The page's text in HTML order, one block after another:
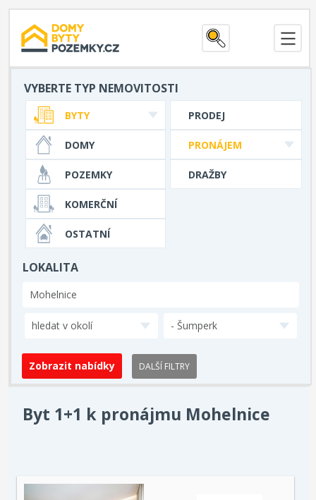
VYBERTE TYP NEMOVITOSTI
PRODEJ
PRONÁJEM
DRAŽBY
BYTY
DOMY
POZEMKY
KOMERČNÍ
OSTATNÍ
LOKALITA
hledat v okolí - Šumperk
DALŠÍ FILTRY
Byt 1+1 k pronájmu Mohelnice